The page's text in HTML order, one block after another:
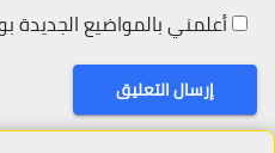
أعلمني بالمواضيع الجديدة